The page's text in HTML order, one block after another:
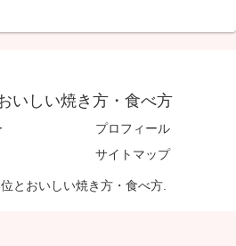
いしい焼き方・食べ方
プロフィール
サイトマップ
とおいしい焼き方・食べ方.